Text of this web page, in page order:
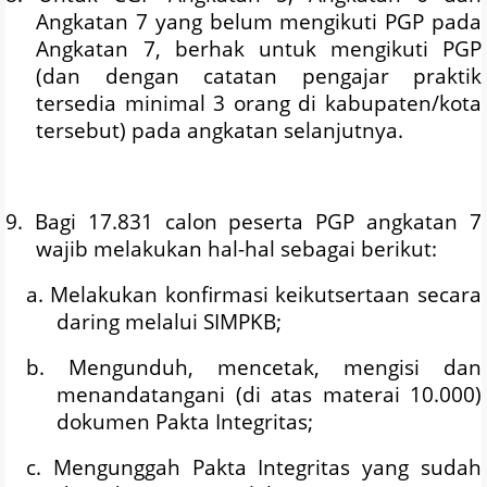
Angkatan 7 yang belum mengikuti PGP pada
Angkatan 7, berhak untuk mengikuti PGP
(dan dengan catatan pengajar praktik
tersedia minimal 3 orang di kabupaten/kota
tersebut) pada angkatan selanjutnya.
9. Bagi 17.831 calon peserta PGP angkatan 7
wajib melakukan hal-hal sebagai berikut:
a. Melakukan konfirmasi keikutsertaan secara
daring melalui SIMPKB;
b. Mengunduh, mencetak, mengisi dan
menandatangani (di atas materai 10.000)
dokumen Pakta Integritas;
c. Mengunggah Pakta Integritas yang sudah